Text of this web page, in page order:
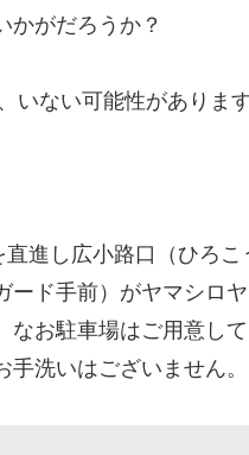
かがだろうか？
ない可能性があります
進し広小路口（ひろ
ド手前）がヤマシロ
お駐車場はご用意し
洗いはございません。